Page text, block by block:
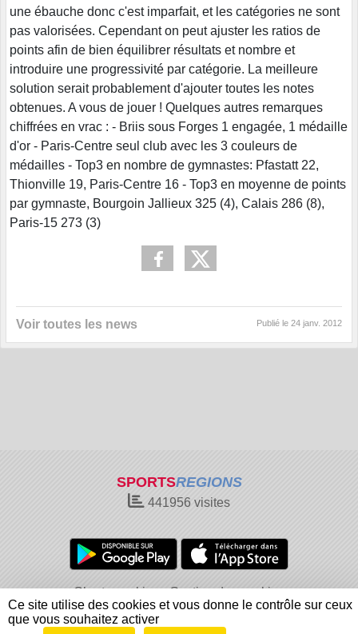
une ébauche donc c'est imparfait, et les catégories ne sont
pas valorisées. Cependant on peut ajuster les ratios de
points afin de bien équilibrer résultats et nombre et
introduire une progressivité par catégorie. La meilleure
solution serait probablement d'ajouter toutes les notes
obtenues. A vous de jouer ! Quelques autres remarques
chiffrées en vrac : - Briis sous Forges 1 engagée, 1 médaille
d'or - Paris-Centre seul club avec les 3 couleurs de
médailles - Top3 en nombre de gymnastes: Pfastatt 22,
Thionville 19, Paris-Centre 16 - Top3 en moyenne de points
par gymnaste, Bourgoin Jallieux 325 (4), Calais 286 (8),
Paris-15 273 (3)
Voir toutes les news Publié le 24 janv. 2012
SPORTSREGIONS
441956 visites
Charte cookies
Gestion des cookies
Informations légales
Signaler un contenu inapproprié
Ce site utilise des cookies et vous donne le contrôle sur ceux
que vous souhaitez activer